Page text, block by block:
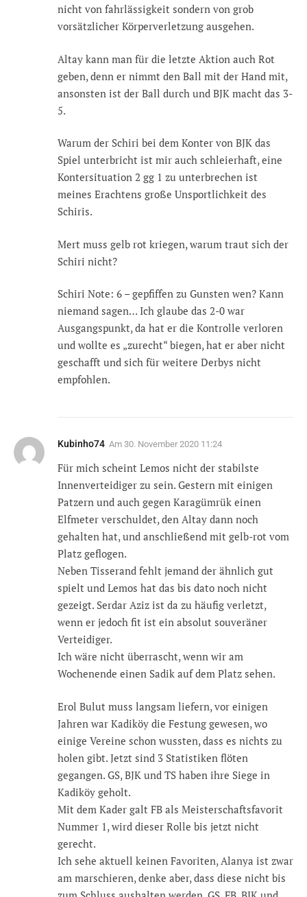
nicht von fahrlässigkeit sondern von grob
vorsätzlicher Körperverletzung ausgehen.
Altay kann man für die letzte Aktion auch Rot
geben, denn er nimmt den Ball mit der Hand mit,
ansonsten ist der Ball durch und BJK macht das 3-
5.
Warum der Schiri bei dem Konter von BJK das
Spiel unterbricht ist mir auch schleierhaft, eine
Kontersituation 2 gg 1 zu unterbrechen ist
meines Erachtens große Unsportlichkeit des
Schiris.
Mert muss gelb rot kriegen, warum traut sich der
Schiri nicht?
Schiri Note: 6 – gepfiffen zu Gunsten wen? Kann
niemand sagen… Ich glaube das 2-0 war
Ausgangspunkt, da hat er die Kontrolle verloren
und wollte es „zurecht“ biegen, hat er aber nicht
geschafft und sich für weitere Derbys nicht
empfohlen.
Kubinho74 Am 30. November 2020 11:24
Für mich scheint Lemos nicht der stabilste
Innenverteidiger zu sein. Gestern mit einigen
Patzern und auch gegen Karagümrük einen
Elfmeter verschuldet, den Altay dann noch
gehalten hat, und anschließend mit gelb-rot vom
Platz geflogen.
Neben Tisserand fehlt jemand der ähnlich gut
spielt und Lemos hat das bis dato noch nicht
gezeigt. Serdar Aziz ist da zu häufig verletzt,
wenn er jedoch fit ist ein absolut souveräner
Verteidiger.
Ich wäre nicht überrascht, wenn wir am
Wochenende einen Sadik auf dem Platz sehen.
Erol Bulut muss langsam liefern, vor einigen
Jahren war Kadiköy die Festung gewesen, wo
einige Vereine schon wussten, dass es nichts zu
holen gibt. Jetzt sind 3 Statistiken flöten
gegangen. GS, BJK und TS haben ihre Siege in
Kadiköy geholt.
Mit dem Kader galt FB als Meisterschaftsfavorit
Nummer 1, wird dieser Rolle bis jetzt nicht
gerecht.
Ich sehe aktuell keinen Favoriten, Alanya ist zwar
am marschieren, denke aber, dass diese nicht bis